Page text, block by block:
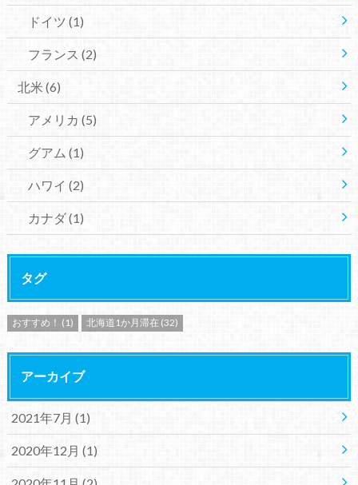
ドイツ (1)
フランス (2)
北米 (6)
アメリカ (5)
グアム (1)
ハワイ (2)
カナダ(1)
タグ
おすすめ！ (1) 北海道1か月滞在 (32)
アーカイブ
2021年7月 (1)
2020年12月 (1)